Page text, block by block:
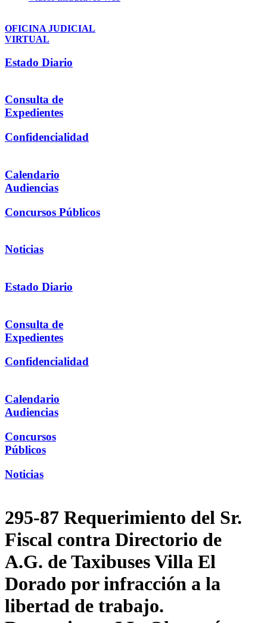
OFICINA JUDICIAL
VIRTUAL
Estado Diario
Consulta de
Expedientes
Confidencialidad
Calendario
Audiencias
Concursos Públicos
Noticias
Estado Diario
Consulta de
Expedientes
Confidencialidad
Calendario
Audiencias
Concursos
Públicos
Noticias
295-87 Requerimiento del Sr.
Fiscal contra Directorio de
A.G. de Taxibuses Villa El
Dorado por infracción a la
libertad de trabajo.